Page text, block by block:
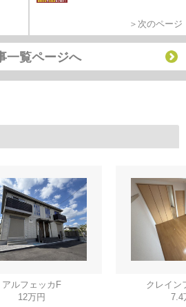
＞次のページ
一覧ページへ
アルフェッカF
12万円
クレイン
7.4